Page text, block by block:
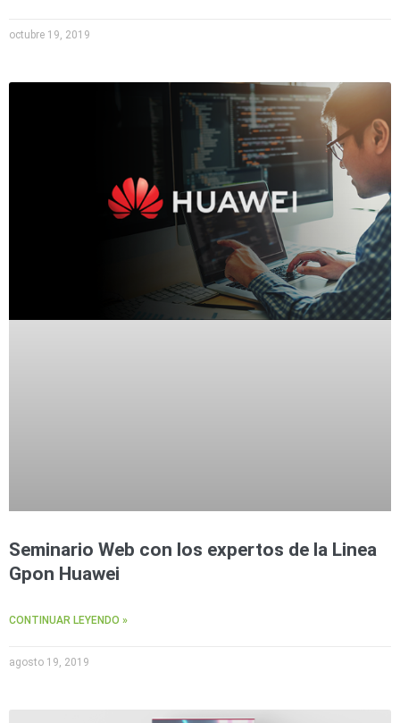
octubre 19, 2019
Seminario Web con los expertos de la Linea
Gpon Huawei
CONTINUAR LEYENDO »
agosto 19, 2019